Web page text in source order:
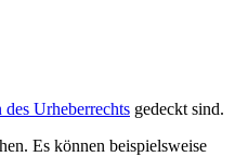
Urheberrechts gedeckt sind.
Es können beispielsweise